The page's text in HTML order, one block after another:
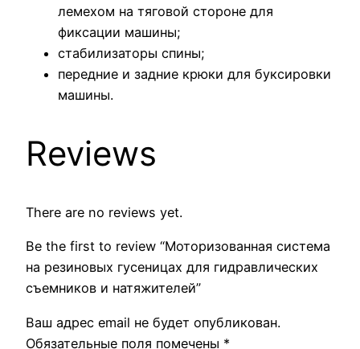
лемехом на тяговой стороне для
фиксации машины;
стабилизаторы спины;
передние и задние крюки для буксировки
машины.
Reviews
There are no reviews yet.
Be the first to review “Моторизованная система
на резиновых гусеницах для гидравлических
съемников и натяжителей”
Ваш адрес email не будет опубликован.
Обязательные поля помечены *